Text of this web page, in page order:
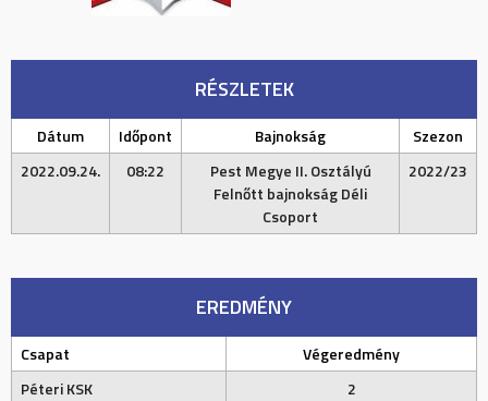
RÉSZLETEK
Dátum Időpont Bajnokság
Szezon
2022.09.24.
08:22
Pest Megye II. Osztályú
Felnőtt bajnokság Déli
Csoport
2022/23
EREDMÉNY
Csapat
Végeredmény
Péteri KSK
2